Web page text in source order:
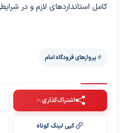
کامل استانداردهای لازم و در
پروازهای فرودگاه امام
اشتراک‌گذاری
کپی لینک کوتاه